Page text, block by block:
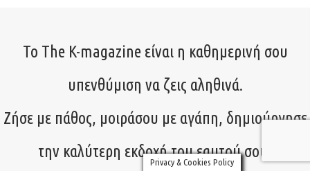
Το The K-magazine είναι η καθημερινή σου
υπενθύμιση να ζεις αληθινά.
Ζήσε με πάθος, μοιράσου με αγάπη, δημιούργησε
την καλύτερη εκδοχή του εαυτού σου!
Privacy & Cookies Policy